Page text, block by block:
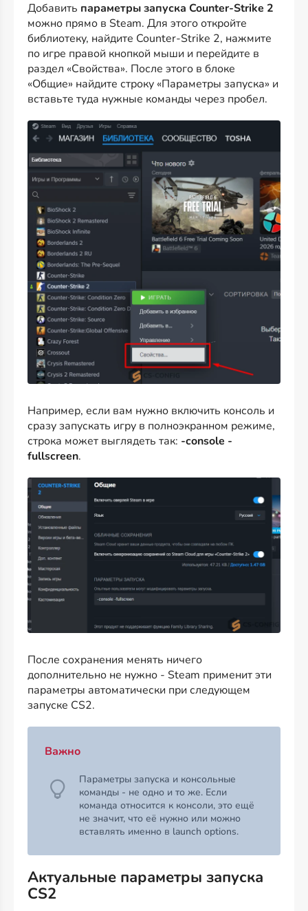
Добавить параметры запуска Counter-Strike 2
можно прямо в Steam. Для этого откройте
библиотеку, найдите Counter-Strike 2, нажмите
по игре правой кнопкой мыши и перейдите в
раздел «Свойства». После этого в блоке
«Общие» найдите строку «Параметры запуска» и
вставьте туда нужные команды через пробел.
Например, если вам нужно включить консоль и
сразу запускать игру в полноэкранном режиме,
строка может выглядеть так: -console -
fullscreen.
После сохранения менять ничего
дополнительно не нужно - Steam применит эти
параметры автоматически при следующем
запуске CS2.
Важно
Параметры запуска и консольные
команды - не одно и то же. Если
команда относится к консоли, это ещё
не значит, что её нужно или можно
вставлять именно в launch options.
Актуальные параметры запуска
CS2